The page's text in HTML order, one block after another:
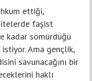
ettiği,
faşist
kadar sömürdüğü
Ama gençlik,
savunacağını bir
haklı